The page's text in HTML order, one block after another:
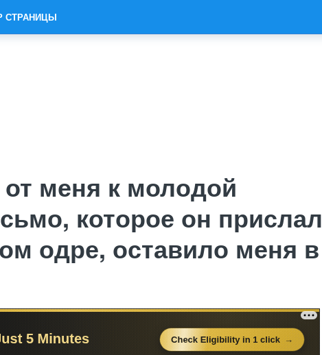
СТРАНИЦЫ
меня к молодой
которое он прислал
одре, оставило меня в